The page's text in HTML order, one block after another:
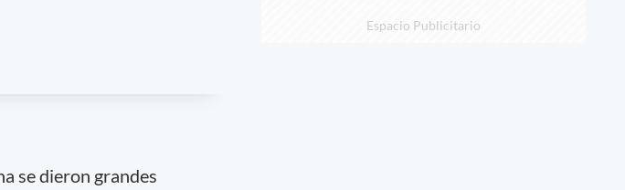
se dieron grandes
Espacio Publicitario